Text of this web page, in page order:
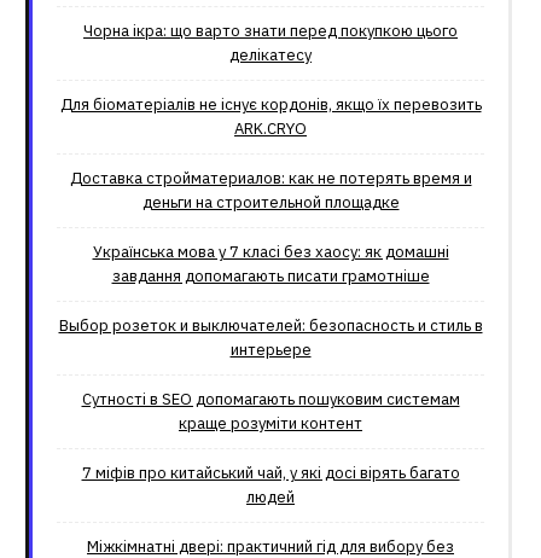
Чорна ікра: що варто знати перед покупкою цього
делікатесу
Для біоматеріалів не існує кордонів, якщо їх перевозить
ARK.CRYO
Доставка стройматериалов: как не потерять время и
деньги на строительной площадке
Українська мова у 7 класі без хаосу: як домашні
завдання допомагають писати грамотніше
Выбор розеток и выключателей: безопасность и стиль в
интерьере
Сутності в SEO допомагають пошуковим системам
краще розуміти контент
7 міфів про китайський чай, у які досі вірять багато
людей
Міжкімнатні двері: практичний гід для вибору без